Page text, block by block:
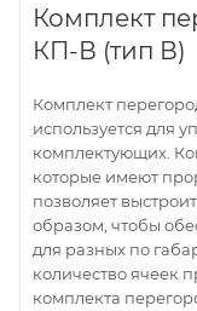
Комплект
КП-В (тип В)
Комплект
используется для
комплектующих.
которые имеют
позволяет
образом, чтобы
для разных по
количество ячеек
комплекта